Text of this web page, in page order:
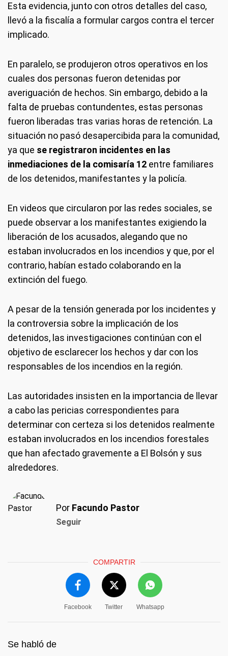
Esta evidencia, junto con otros detalles del caso,
llevó a la fiscalía a formular cargos contra el tercer
implicado.
En paralelo, se produjeron otros operativos en los
cuales dos personas fueron detenidas por
averiguación de hechos. Sin embargo, debido a la
falta de pruebas contundentes, estas personas
fueron liberadas tras varias horas de retención. La
situación no pasó desapercibida para la comunidad,
ya que se registraron incidentes en las
inmediaciones de la comisaría 12 entre familiares
de los detenidos, manifestantes y la policía.
En videos que circularon por las redes sociales, se
puede observar a los manifestantes exigiendo la
liberación de los acusados, alegando que no
estaban involucrados en los incendios y que, por el
contrario, habían estado colaborando en la
extinción del fuego.
A pesar de la tensión generada por los incidentes y
la controversia sobre la implicación de los
detenidos, las investigaciones continúan con el
objetivo de esclarecer los hechos y dar con los
responsables de los incendios en la región.
Las autoridades insisten en la importancia de llevar
a cabo las pericias correspondientes para
determinar con certeza si los detenidos realmente
estaban involucrados en los incendios forestales
que han afectado gravemente a El Bolsón y sus
alrededores.
Por Facundo Pastor
Seguir
COMPARTIR
Facebook Twitter Whatsapp
Se habló de